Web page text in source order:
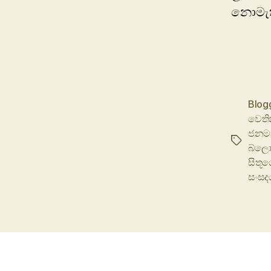
Tags